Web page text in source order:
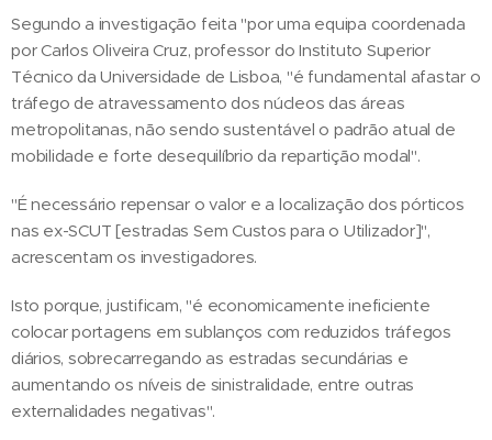
Segundo a investigação feita "por uma equipa coordenada
por Carlos Oliveira Cruz, professor do Instituto Superior
Técnico da Universidade de Lisboa, "é fundamental afastar o
tráfego de atravessamento dos núcleos das áreas
metropolitanas, não sendo sustentável o padrão atual de
mobilidade e forte desequilíbrio da repartição modal".
"É necessário repensar o valor e a localização dos pórticos
nas ex-SCUT [estradas Sem Custos para o Utilizador]",
acrescentam os investigadores.
Isto porque, justificam, "é economicamente ineficiente
colocar portagens em sublanços com reduzidos tráfegos
diários, sobrecarregando as estradas secundárias e
aumentando os níveis de sinistralidade, entre outras
externalidades negativas".